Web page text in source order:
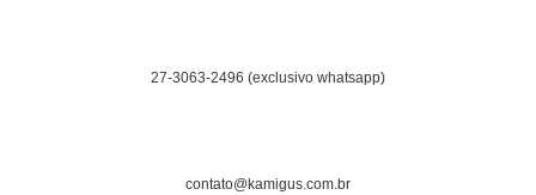
27-3063-2496 (exclusivo whatsapp)
contato@kamigus.com.br